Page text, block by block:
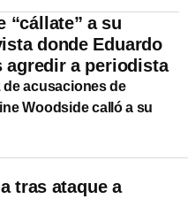
“cállate” a su
donde Eduardo
agredir a periodista
de acusaciones de
Woodside calló a su
tras ataque a